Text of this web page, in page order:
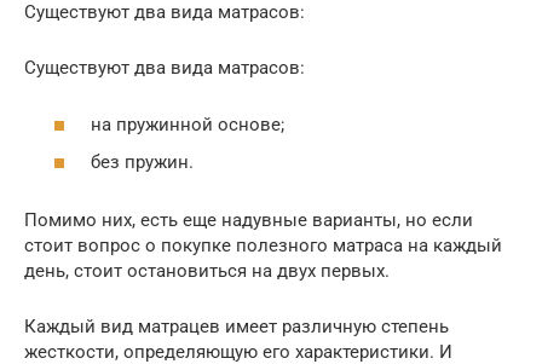
Существуют два вида матрасов:
Существуют два вида матрасов:
на пружинной основе;
без пружин.
Помимо них, есть еще надувные варианты, но если
стоит вопрос о покупке полезного матраса на каждый
день, стоит остановиться на двух первых.
Каждый вид матрацев имеет различную степень
жесткости, определяющую его характеристики. И